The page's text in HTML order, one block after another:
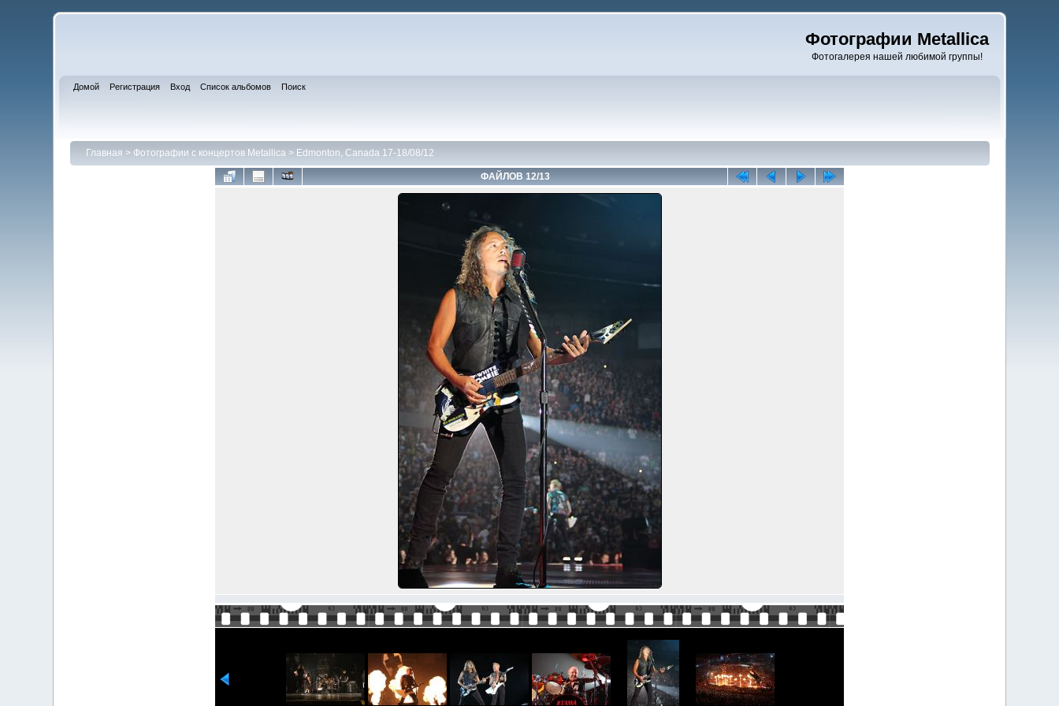
Фотографии Metallica
Фотогалерея нашей любимой группы!
Домой Регистрация Вход Список альбомов Поиск
Главная > Фотографии с концертов Metallica> Edmonton, Canada 17-18/08/12
ФАЙЛОВ 12/13